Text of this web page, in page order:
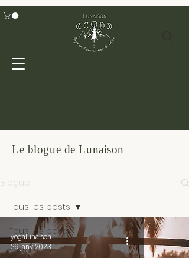
Le blogue de Lunaison
Blogue
Tous les posts
Yoga
Tous les posts
yogalunaison
29 janv. 2023